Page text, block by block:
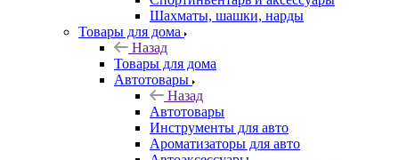
Шахматы, шашки, нарды
Товары для дома
Назад
Товары для дома
Автотовары
Назад
Автотовары
Инструменты для авто
Ароматизаторы для авто